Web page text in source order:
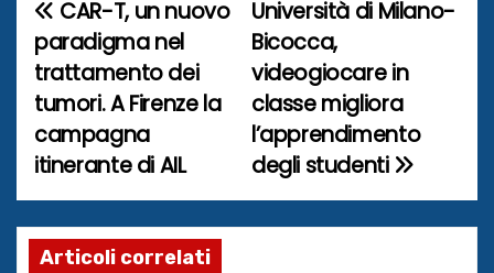
N
a
v
i
g
a
Università di Milano-
Bicocca,
videogiocare in
classe migliora
l’apprendimento
degli studenti
CAR-T, un nuovo
paradigma nel
trattamento dei
tumori. A Firenze la
campagna
itinerante di AIL
Articoli correlati